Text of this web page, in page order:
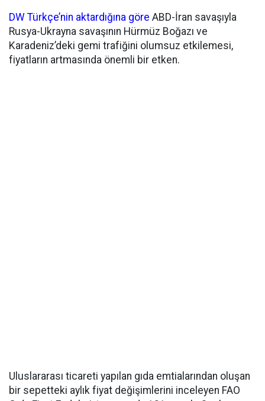
DW Türkçe’nin aktardığına göre ABD-İran savaşıyla
Rusya-Ukrayna savaşının Hürmüz Boğazı ve
Karadeniz’deki gemi trafiğini olumsuz etkilemesi,
fiyatların artmasında önemli bir etken.
Uluslararası ticareti yapılan gıda emtialarından oluşan
bir sepetteki aylık fiyat değişimlerini inceleyen FAO